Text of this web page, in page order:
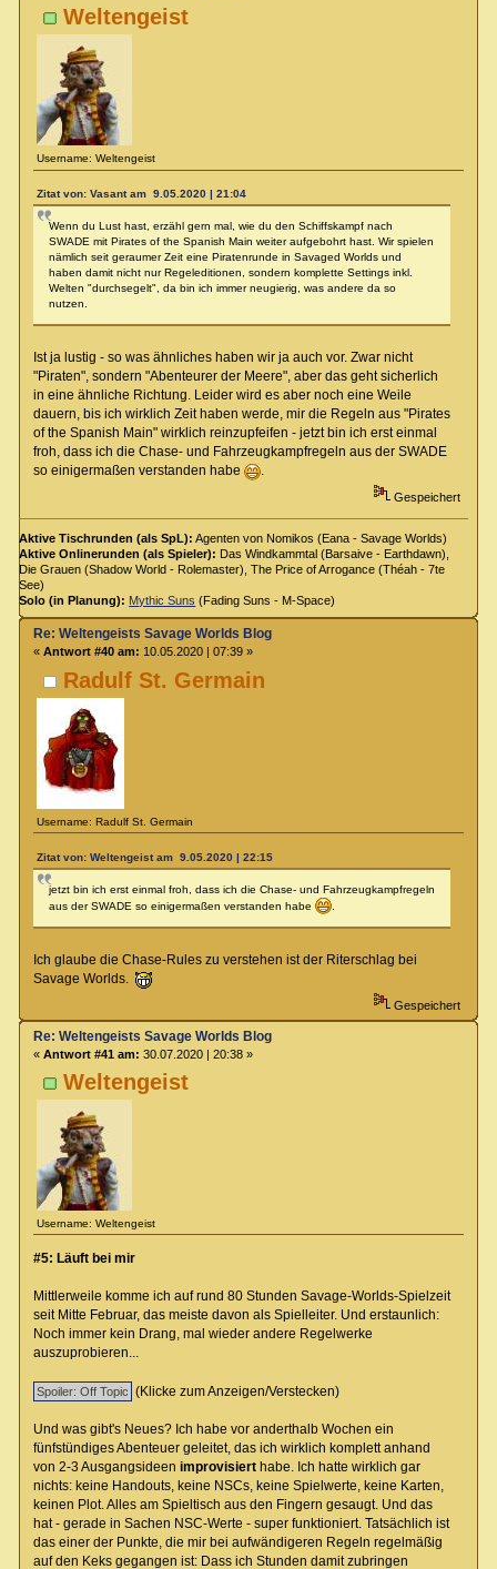
Weltengeist
Username: Weltengeist
Zitat von: Vasant am 9.05.2020 | 21:04
Wenn du Lust hast, erzähl gern mal, wie du den Schiffskampf nach
SWADE mit Pirates of the Spanish Main weiter aufgebohrt hast. Wir spielen
nämlich seit geraumer Zeit eine Piratenrunde in Savaged Worlds und
haben damit nicht nur Regeleditionen, sondern komplette Settings inkl.
Welten "durchsegelt", da bin ich immer neugierig, was andere da so
nutzen.
Ist ja lustig - so was ähnliches haben wir ja auch vor. Zwar nicht
"Piraten", sondern "Abenteurer der Meere", aber das geht sicherlich
in eine ähnliche Richtung. Leider wird es aber noch eine Weile
dauern, bis ich wirklich Zeit haben werde, mir die Regeln aus "Pirates
of the Spanish Main" wirklich reinzupfeifen - jetzt bin ich erst einmal
froh, dass ich die Chase- und Fahrzeugkampfregeln aus der SWADE
so einigermaßen verstanden habe
.
Gespeichert
Aktive Tischrunden (als SpL): Agenten von Nomikos (Eana - Savage Worlds)
Aktive Onlinerunden (als Spieler): Das Windkammtal (Barsaive - Earthdawn),
Die Grauen (Shadow World - Rolemaster), The Price of Arrogance (Théah - 7te
See)
Solo (in Planung): Mythic Suns (Fading Suns - M-Space)
Radulf St. Germain
Username: Radulf St. Germain
Re: Weltengeists Savage Worlds Blog
« Antwort #40 am: 10.05.2020 | 07:39 »
Zitat von: Weltengeist am 9.05.2020 | 22:15
jetzt bin ich erst einmal froh, dass ich die Chase- und Fahrzeugkampfregeln
aus der SWADE so einigermaßen verstanden habe
.
Ich glaube die Chase-Rules zu verstehen ist der Riterschlag bei
Savage Worlds.
Gespeichert
Weltengeist
Username: Weltengeist
Re: Weltengeists Savage Worlds Blog
« Antwort #41 am: 30.07.2020 | 20:38 »
#5: Läuft bei mir
Mittlerweile komme ich auf rund 80 Stunden Savage-Worlds-Spielzeit
seit Mitte Februar, das meiste davon als Spielleiter. Und erstaunlich:
Noch immer kein Drang, mal wieder andere Regelwerke
auszuprobieren...
(Klicke zum Anzeigen/Verstecken)
Und was gibt's Neues? Ich habe vor anderthalb Wochen ein
fünfstündiges Abenteuer geleitet, das ich wirklich komplett anhand
von 2-3 Ausgangsideen improvisierthabe. Ich hatte wirklich gar
nichts: keine Handouts, keine NSCs, keine Spielwerte, keine Karten,
keinen Plot. Alles am Spieltisch aus den Fingern gesaugt. Und das
hat - gerade in Sachen NSC-Werte - super funktioniert. Tatsächlich ist
das einer der Punkte, die mir bei aufwändigeren Regeln regelmäßig
auf den Keks gegangen ist: Dass ich Stunden damit zubringen